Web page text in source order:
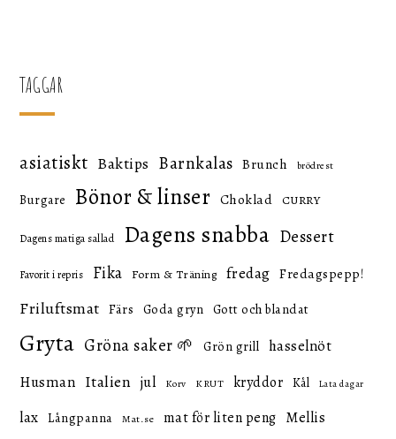
TAGGAR
asiatiskt Baktips Barnkalas Brunch brödrest
Burgare Bönor & linser Choklad CURRY
Dagens matiga sallad Dagens snabba Dessert
Favorit i repris Fika Form & Träning fredag Fredagspepp!
Friluftsmat Färs Goda gryn Gott och blandat
Gryta Gröna saker 🌱 Grön grill hasselnöt
Husman Italien jul Korv KRUT kryddor Kål Lata dagar
lax Långpanna Mat.se mat för liten peng Mellis